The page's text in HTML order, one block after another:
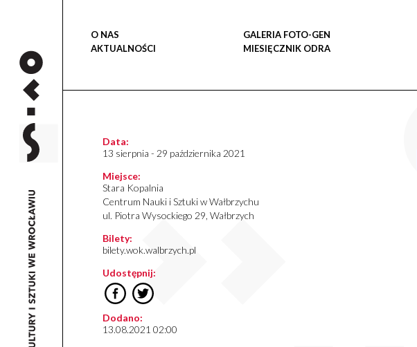
O NAS
AKTUALNOŚCI
GALERIA FOTO-GEN
MIESIĘCZNIK ODRA
Data:
13 sierpnia - 29 października 2021
Miejsce:
Stara Kopalnia
Centrum Nauki i Sztuki w Wałbrzychu
ul. Piotra Wysockiego 29, Wałbrzych
Bilety:
bilety.wok.walbrzych.pl
Udostępnij:
Dodano:
13.08.2021 02:00